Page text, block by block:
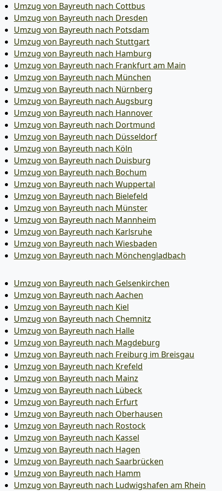
Umzug von Bayreuth nach Cottbus
Umzug von Bayreuth nach Dresden
Umzug von Bayreuth nach Potsdam
Umzug von Bayreuth nach Stuttgart
Umzug von Bayreuth nach Hamburg
Umzug von Bayreuth nach Frankfurt am Main
Umzug von Bayreuth nach München
Umzug von Bayreuth nach Nürnberg
Umzug von Bayreuth nach Augsburg
Umzug von Bayreuth nach Hannover
Umzug von Bayreuth nach Dortmund
Umzug von Bayreuth nach Düsseldorf
Umzug von Bayreuth nach Köln
Umzug von Bayreuth nach Duisburg
Umzug von Bayreuth nach Bochum
Umzug von Bayreuth nach Wuppertal
Umzug von Bayreuth nach Bielefeld
Umzug von Bayreuth nach Münster
Umzug von Bayreuth nach Mannheim
Umzug von Bayreuth nach Karlsruhe
Umzug von Bayreuth nach Wiesbaden
Umzug von Bayreuth nach Mönchen­gladbach
Umzug von Bayreuth nach Gelsenkirchen
Umzug von Bayreuth nach Aachen
Umzug von Bayreuth nach Kiel
Umzug von Bayreuth nach Chemnitz
Umzug von Bayreuth nach Halle
Umzug von Bayreuth nach Magdeburg
Umzug von Bayreuth nach Freiburg im Breisgau
Umzug von Bayreuth nach Krefeld
Umzug von Bayreuth nach Mainz
Umzug von Bayreuth nach Lübeck
Umzug von Bayreuth nach Erfurt
Umzug von Bayreuth nach Oberhausen
Umzug von Bayreuth nach Rostock
Umzug von Bayreuth nach Kassel
Umzug von Bayreuth nach Hagen
Umzug von Bayreuth nach Saarbrücken
Umzug von Bayreuth nach Hamm
Umzug von Bayreuth nach Ludwigshafen am Rhein